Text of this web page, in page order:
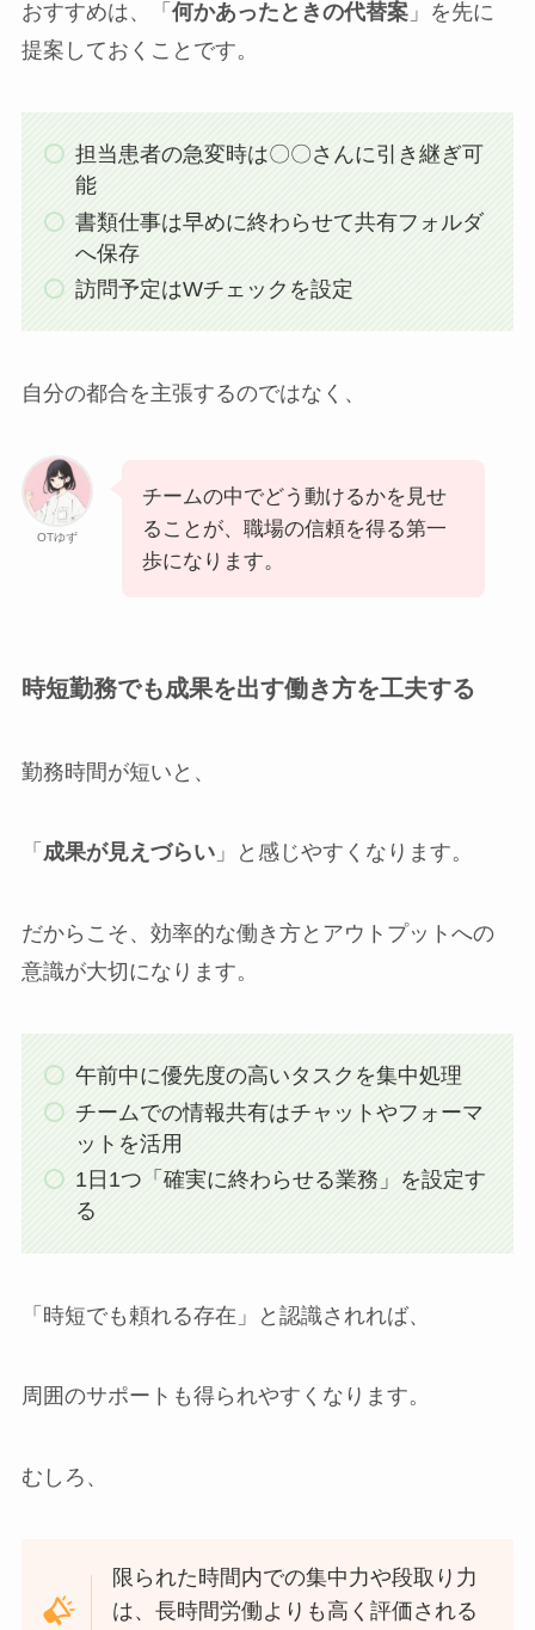
おすすめは、「 何かあったときの代替案」を先に
提案しておくことです。
担当患者の急変時は〇〇さんに引き継ぎ可
能
書類仕事は早めに終わらせて共有フォルダ
へ保存
訪問予定はWチェックを設定
自分の都合を主張するのではなく、
OTゆず
チームの中でどう動けるかを見せ
ることが、職場の信頼を得る第一
歩になります。
時短勤務でも成果を出す働き方を工夫する
勤務時間が短いと、
「 成果が見えづらい」と感じやすくなります。
だからこそ、効率的な働き方とアウトプットへの
意識が大切になります。
午前中に優先度の高いタスクを集中処理
チームでの情報共有はチャットやフォーマ
ットを活用
1日1つ「確実に終わらせる業務」を設定す
る
「時短でも頼れる存在」と認識されれば、
周囲のサポートも得られやすくなります。
むしろ、
限られた時間内での集中力や段取り力
は、長時間労働よりも高く評価される